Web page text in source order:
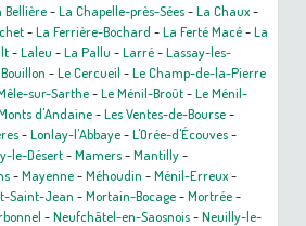
Bellière-La Chapelle-près-Sées-La Chaux-
-La Ferrière-Bochard -La Ferté Macé-La
-Laleu -La Pallu -Larré-Lassay-les-
-Le Cercueil -Le Champ-de-la-Pierre
sur-Sarthe-Le Ménil-Broût-Le Ménil-
d'Andaine-Les Ventes-de-Bourse-
-Lonlay-l'Abbaye-L'Orée-d'Écouves-
le-Désert-Mamers-Mantilly-
-Mayenne-Méhoudin -Ménil-Erreux-
Saint-Jean -Mortain-Bocage-Mortrée-
-Neufchâtel-en-Saosnois-Neuilly-le-